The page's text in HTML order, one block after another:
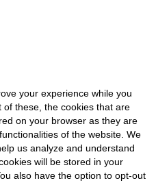
your experience while you
these, the cookies that are
on your browser as they are
of the website. We
us analyze and understand
will be stored in your
also have the option to opt-out